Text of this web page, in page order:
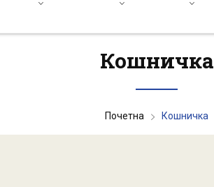
Кошничка
Почетна Кошничка